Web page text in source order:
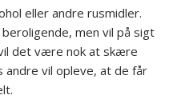
eller andre rusmidler.
men vil på sigt
det være nok at skære
andre vil opleve, at de får